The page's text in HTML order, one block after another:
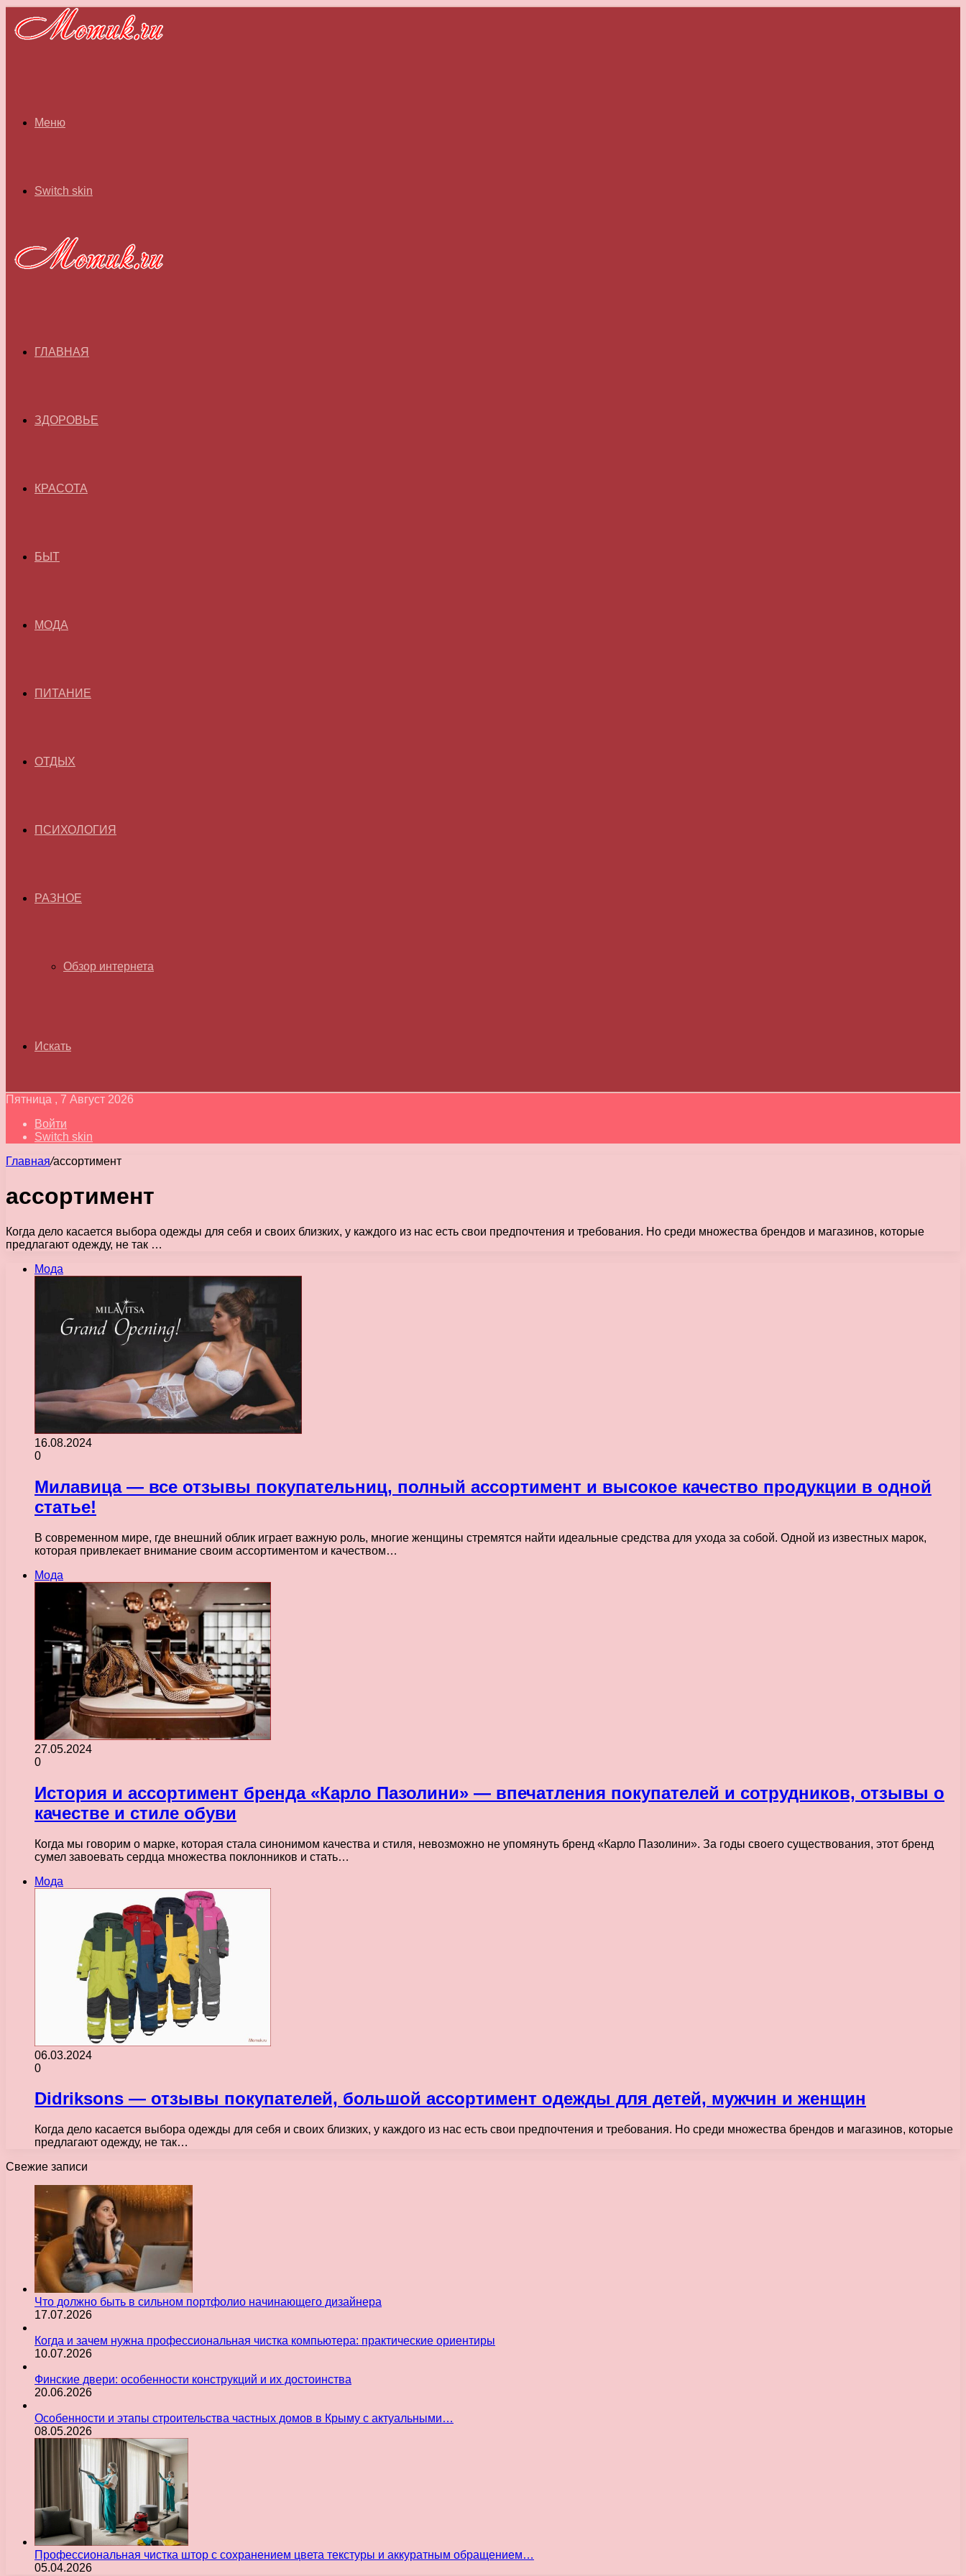
Меню
Switch skin
ГЛАВНАЯ
ЗДОРОВЬЕ
КРАСОТА
БЫТ
МОДА
ПИТАНИЕ
ОТДЫХ
ПСИХОЛОГИЯ
РАЗНОЕ
Обзор интернета
Искать
Пятница , 7 Август 2026
Войти
Switch skin
Главная/ассортимент
ассортимент
Когда дело касается выбора одежды для себя и своих близких, у каждого из нас есть свои предпочтения и требования. Но среди множества брендов и магазинов, которые
предлагают одежду, не так …
Мода
16.08.2024
0
Милавица — все отзывы покупательниц, полный ассортимент и высокое качество продукции в одной
статье!
В современном мире, где внешний облик играет важную роль, многие женщины стремятся найти идеальные средства для ухода за собой. Одной из известных марок,
которая привлекает внимание своим ассортиментом и качеством…
Мода
27.05.2024
0
История и ассортимент бренда «Карло Пазолини» — впечатления покупателей и сотрудников, отзывы о
качестве и стиле обуви
Когда мы говорим о марке, которая стала синонимом качества и стиля, невозможно не упомянуть бренд «Карло Пазолини». За годы своего существования, этот бренд
сумел завоевать сердца множества поклонников и стать…
Мода
06.03.2024
0
Didriksons — отзывы покупателей, большой ассортимент одежды для детей, мужчин и женщин
Когда дело касается выбора одежды для себя и своих близких, у каждого из нас есть свои предпочтения и требования. Но среди множества брендов и магазинов, которые
предлагают одежду, не так…
Свежие записи
Что должно быть в сильном портфолио начинающего дизайнера
17.07.2026
Когда и зачем нужна профессиональная чистка компьютера: практические ориентиры
10.07.2026
Финские двери: особенности конструкций и их достоинства
20.06.2026
Особенности и этапы строительства частных домов в Крыму с актуальными…
08.05.2026
Профессиональная чистка штор с сохранением цвета текстуры и аккуратным обращением…
05.04.2026